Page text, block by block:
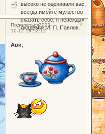
высоко не оценивали вас,
всегда имейте мужество
сказать себе, я невежда».
Академик И. П. Павлов.
+5
Поделиться 9
2023-
10-12 19:52:12
Ави